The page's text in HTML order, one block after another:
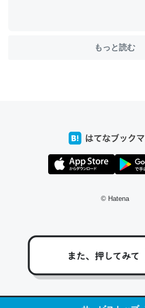
位置情報を共有してる。電池残量や
それを実質100倍以上に伸ばす効果
─たまにLINEするくらいだった遠方の父67歳
コミュニケーションが劇的に変化した｜
たいなのでネット環境作ったけど
回線代ほとんどかからないですよ。参
https://toyoshi.hatenablog.com/
─たまにLINEするくらいだった遠方の父67
もっと読む
© Hatena